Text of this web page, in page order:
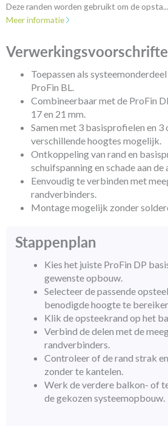
Deze randen worden gebruikt om de opsta...
Meer informatie
Toepassen als
ProFin BL.
Combineerbaar met de ProFin
17 en 21 mm.
Samen met 3 basisprofielen en
verschillende hoogtes mogelijk.
Ontkoppeling van rand en
schuifspanning en schade aan
Eenvoudig te verbinden met
randverbinders.
Montage mogelijk zonder
Stappenplan
Kies het juiste ProFin DP
gewenste opbouw.
Selecteer de passende
benodigde hoogte te
Klik de opsteekrand op het
Verbind de delen met de
randverbinders.
Controleer of de rand strak
zonder te kantelen.
Werk de verdere balkon- of
de gekozen systeemopbouw.